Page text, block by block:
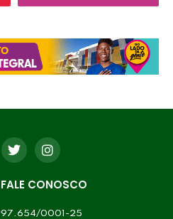
FALE CONOSCO
0001-25